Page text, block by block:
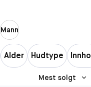
Mann
Alder Hudtype
Mest solgt